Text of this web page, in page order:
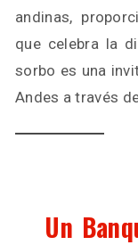
andinas,
que celebra la
sorbo es una
Andes a través
Un